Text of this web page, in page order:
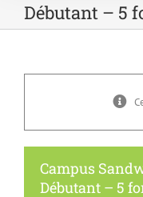
Débutant – 5
Campus
Débutant – 5